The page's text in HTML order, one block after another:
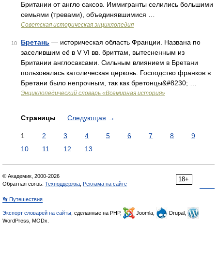
Британии от англо саксов. Иммигранты селились большими
семьями (тревами), объединявшимися …
Советская историческая энциклопедия
10 Бретань — историческая область Франции. Названа по
заселившим её в V VI вв. бриттам, вытесненным из
Британии англосаксами. Сильным влиянием в Бретани
пользовалась католическая церковь. Господство франков в
Бретани было непрочным, так как бретонцы&#8230; …
Энциклопедический словарь «Всемирная история»
Страницы Следующая →
1 2 3 4 5 6 7 8
9
10
11 12 13
18+
© Академик, 2000-2026
Обратная связь: Техподдержка Реклама на сайте
👣 Путешествия
Экспорт словарей на сайты , сделанные на PHP, Joomla,
Drupal,
WordPress, MODx.